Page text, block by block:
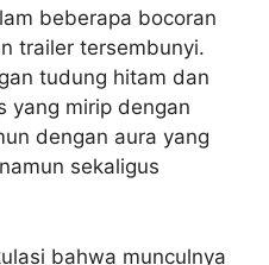
beberapa bocoran
trailer tersembunyi.
tudung hitam dan
yang mirip dengan
dengan aura yang
sekaligus
bahwa munculnya